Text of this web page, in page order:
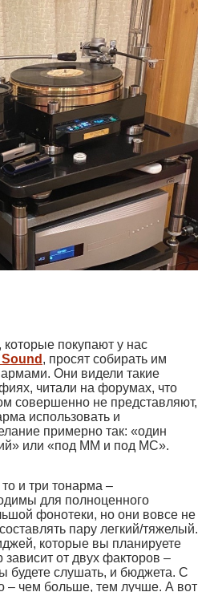
которые покупают у нас
, просят собирать им
Они видели такие
читали на форумах, что
совершенно не представляют,
использовать и
примерно так: «один
или «под ММ и под МС».
и три тонарма –
для полноценного
фонотеки, но они вовсе не
пару легкий/тяжелый.
которые вы планируете
зависит от двух факторов –
будете слушать, и бюджета. С
– чем больше, тем лучше. А вот